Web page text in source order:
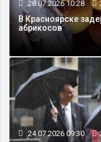
28.07.2026 10:28
В Красноярске
абрикосов
24.07.2026 09:30